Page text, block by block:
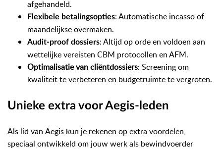
afgehandeld.
Flexibele betalingsopties: Automatische incasso of
maandelijkse overmaken.
Audit-proof dossiers: Altijd op orde en voldoen aan
wettelijkevereisten CBM protocollen en AFM.
Optimalisatie van cliëntdossiers: Screening om
kwaliteit te verbeteren en budgetruimte te vergroten.
Unieke extra voorAegis-leden
Als lid van Aegis kun je rekenen op extra voordelen,
speciaal ontwikkeld om jouw werk als bewindvoerder